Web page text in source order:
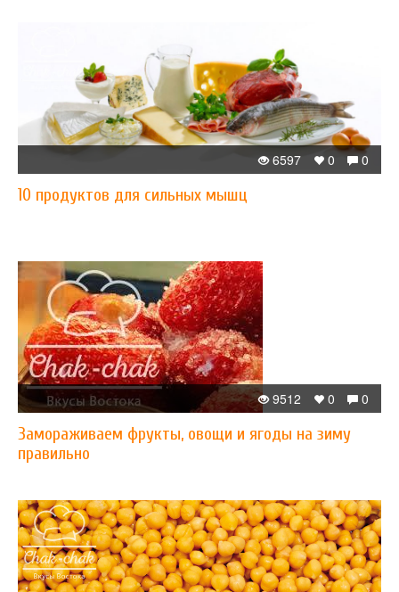
0
0
6597
10 продуктов для сильных мышц
0
0
9512
Замораживаем фрукты, овощи и ягоды на зиму
правильно